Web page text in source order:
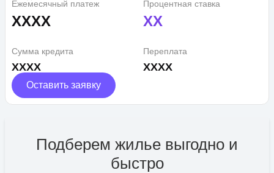
Ежемесячный платеж
XXXX
Процентная ставка
XX
Сумма кредита
XXXX
Переплата
XXXX
Оставить заявку
Подберем жилье выгодно и
быстро